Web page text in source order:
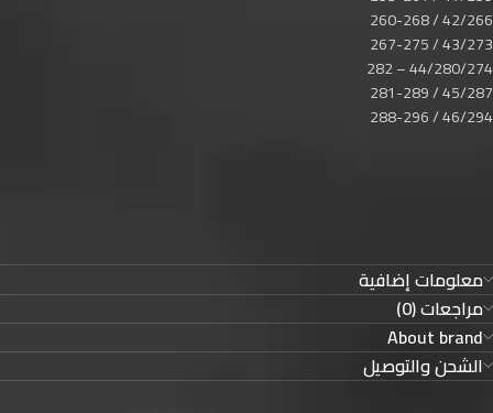
42/266 / 260-268
43/273 / 267-275
44/280/274 – 282
45/287 / 281-289
46/294 / 288-296
معلومات إضافية
مراجعات (0)
About brand
الشحن والتوصيل